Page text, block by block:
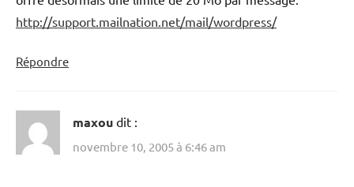
http://support.mailnation.net/mail/wordpress/
Répondre
maxou dit :
novembre 10, 2005 à 6:46 am